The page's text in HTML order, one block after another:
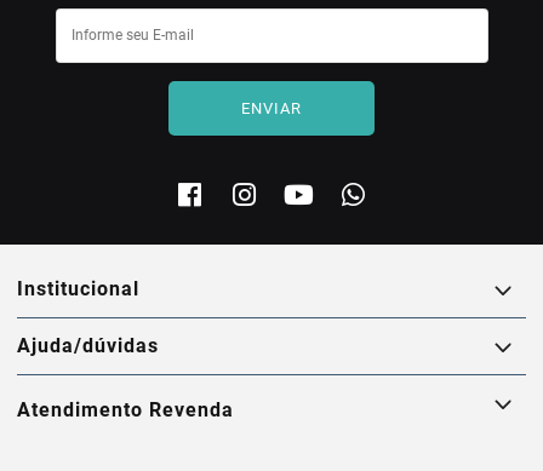
ENVIAR
institucional
ajuda/dúvidas
Atendimento Revenda